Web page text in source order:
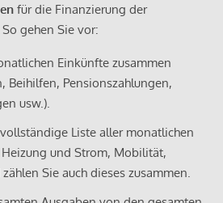
für die Finanzierung der
gehen Sie vor:
Einkünfte zusammen
Beihilfen, Pensionszahlungen,
usw.).
Liste aller monatlichen
und Strom, Mobilität,
Sie auch dieses zusammen.